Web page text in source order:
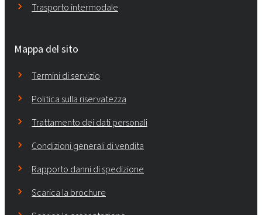
Trasporto intermodale
Mappa del sito
Termini di servizio
Politica sulla riservatezza
Trattamento dei dati personali
Condizioni generali di vendita
Rapporto danni di spedizione
Scarica la brochure